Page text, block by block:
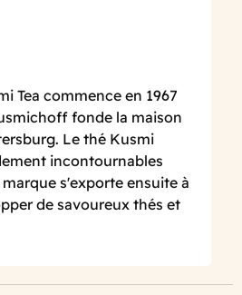
Tea commence en 1967
fonde la maison
Le thé Kusmi
incontournables
marque s'exporte ensuite à
de savoureux thés et